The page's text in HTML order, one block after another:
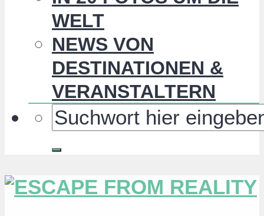
WELT
NEWS VON
DESTINATIONEN &
VERANSTALTERN